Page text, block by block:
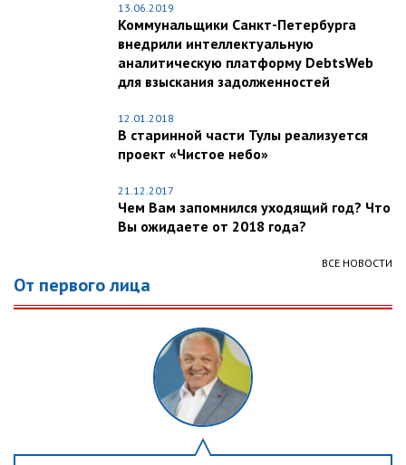
13.06.2019
Коммунальщики Санкт-Петербурга
внедрили интеллектуальную
аналитическую платформу DebtsWeb
для взыскания задолженностей
12.01.2018
В старинной части Тулы реализуется
проект «Чистое небо»
21.12.2017
Чем Вам запомнился уходящий год? Что
Вы ожидаете от 2018 года?
ВСЕ НОВОСТИ
От первого лица